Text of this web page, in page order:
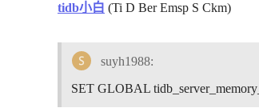
tidb小白 (Ti D Ber Emsp S Ckm)
suyh1988:
SET GLOBAL